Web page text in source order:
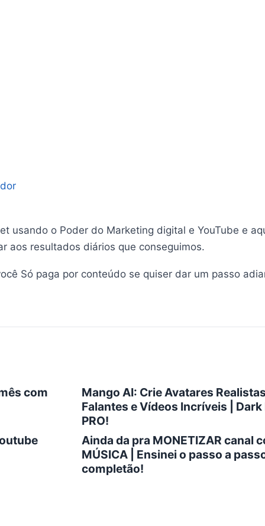
usando o Poder do Marketing digital e YouTube e
aos resultados diários que conseguimos.
Só paga por conteúdo se quiser dar um passo
com
Mango AI: Crie Avatares
Falantes e Vídeos Incríveis | Dark
PRO!
Ainda da pra MONETIZAR canal
MÚSICA | Ensinei o passo a
completão!